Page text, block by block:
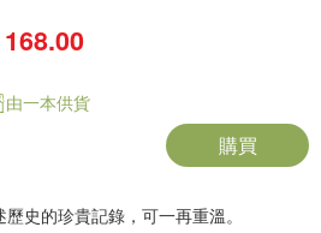
由一本供貨
購買
史的珍貴記錄，可一再重溫。